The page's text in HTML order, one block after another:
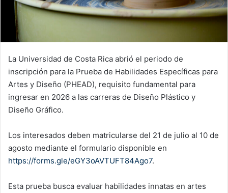
La Universidad de Costa Rica abrió el periodo de
inscripción para la Prueba de Habilidades Específicas para
Artes y Diseño (PHEAD), requisito fundamental para
ingresar en 2026 a las carreras de Diseño Plástico y
Diseño Gráfico.
Los interesados deben matricularse del 21 de julio al 10 de
agosto mediante el formulario disponible en
https://forms.gle/eGY3oAVTUFT84Ago7.
Esta prueba busca evaluar habilidades innatas en artes